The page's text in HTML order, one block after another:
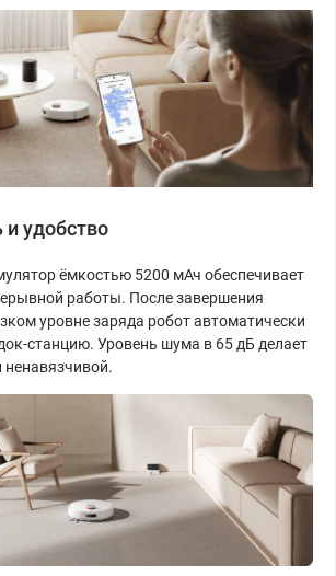
удобство
ёмкостью 5200 мАч обеспечивает
работы. После завершения
уровне заряда робот автоматически
станцию. Уровень шума в 65 дБ делает
ненавязчивой.